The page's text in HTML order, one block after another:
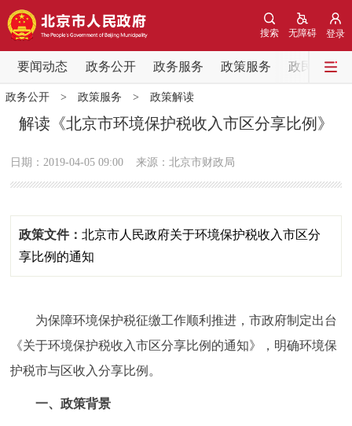
登录
无障碍
搜索
要闻动态 政务公开 政务服务 政策服务 政民互动
要闻动态
党中央精神 国务院信息
政务公开
市领导 机构职能 政策服务
政策兑现 政策解读 回应关切
决策公开
政务服务
政务公开> 政策服务 > 政策解读
解读《北京市环境保护税收入市区分享比例》
日期：2019-04-05 09:00 来源：北京市财政局
政策文件：北京市人民政府关于环境保护税收入市区分
享比例的通知
为保障环境保护税征缴工作顺利推进，市政府制定出台
《关于环境保护税收入市区分享比例的通知》，明确环境保
护税市与区收入分享比例。
一、政策背景